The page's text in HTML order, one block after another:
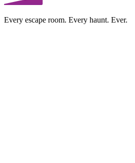
Every escape room. Every haunt. Ever.